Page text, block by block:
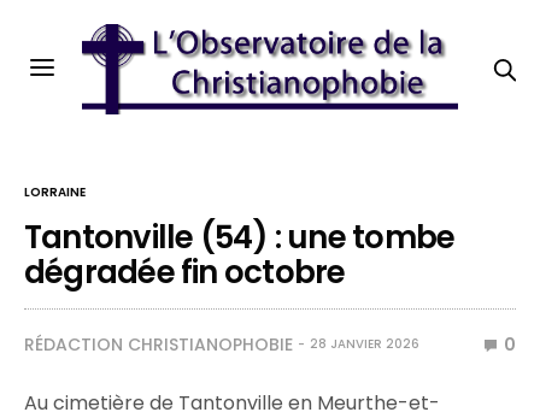
LORRAINE
Tantonville (54) : une tombe
dégradée fin octobre
RÉDACTION CHRISTIANOPHOBIE 28 JANVIER 2026 0
Au cimetière de Tantonville en Meurthe-et-